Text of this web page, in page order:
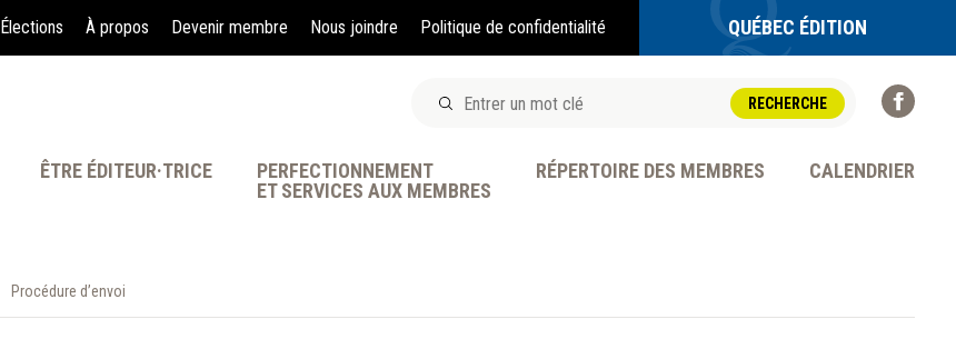
Élections À propos Devenir membre Nous joindre Politique de confidentialité QUÉBEC ÉDITION
ÊTRE ÉDITEUR·TRICE
PERFECTIONNEMENT
ET SERVICES AUX MEMBRES
À LA POINTE DE LA PROFESSION
RÉPERTOIRE DES MEMBRES CALENDRIER
Procédure d’envoi